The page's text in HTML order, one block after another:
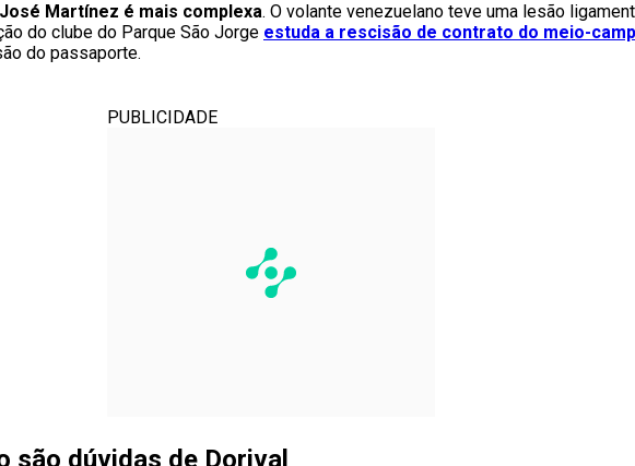
Martínez é mais complexa. O volante venezuelano teve uma lesão
do clube do Parque São Jorge estuda a rescisão de contrato do meio-
do passaporte.
PUBLICIDADE